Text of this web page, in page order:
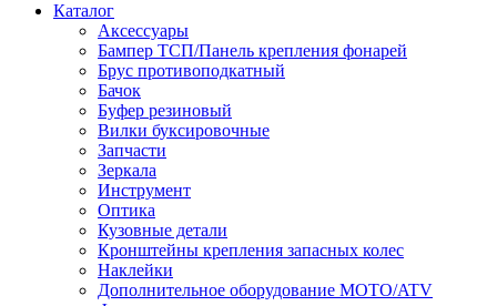
Каталог
Аксессуары
Бампер ТСП/Панель крепления фонарей
Брус противоподкатный
Бачок
Буфер резиновый
Вилки буксировочные
Запчасти
Зеркала
Инструмент
Оптика
Кузовные детали
Кронштейны крепления запасных колес
Наклейки
Дополнительное оборудование MOTO/ATV